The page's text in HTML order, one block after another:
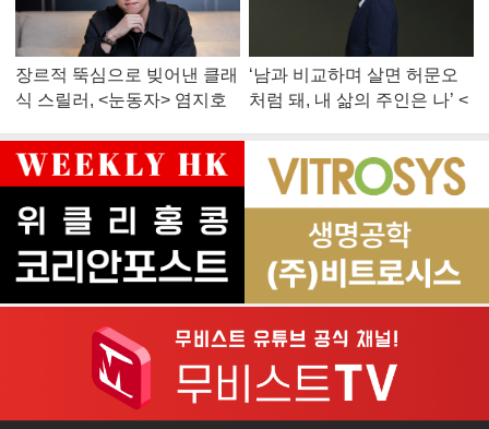
장르적 뚝심으로 빚어낸 클래
식 스릴러, <눈동자> 염지호
‘남과 비교하며 살면 허문오
처럼 돼, 내 삶의 주인은 나’ <